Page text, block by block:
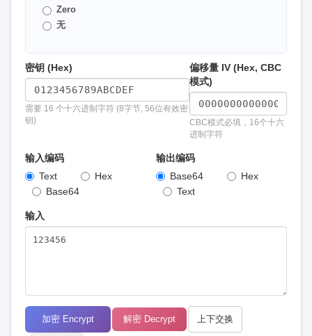
Zero
无
密钥 (Hex)
需要 16 个十六进制字符 (8字节, 56位有效密
钥)
偏移量 IV (Hex, CBC
模式)
CBC模式必填，16个十六
进制字符
输入编码
Text
Hex
Base64
输出编码
Base64
Hex
Text
输入
加密 Encrypt 解密 Decrypt 上下交换